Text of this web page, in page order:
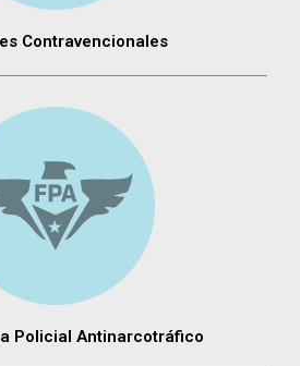
Contravencionales
Policial Antinarcotráfico